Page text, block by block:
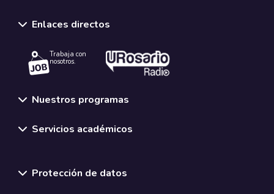
Enlaces directos
Trabaja con
nosotros.
Nuestros programas
Servicios académicos
Protección de datos